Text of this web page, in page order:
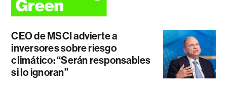
CEO de MSCI advierte a
inversores sobre riesgo
climático: “Serán responsables
si lo ignoran”